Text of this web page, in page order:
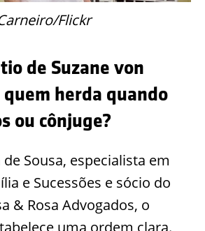
Flickr
de Suzane von
herda quando
ou cônjuge?
Sousa, especialista em
e Sucessões e sócio do
& Rosa Advogados, o